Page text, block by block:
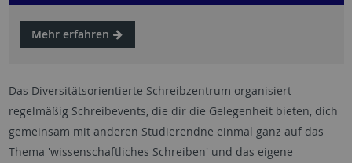
Mehr erfahren
Das Diversitätsorientierte Schreibzentrum organisiert
regelmäßig Schreibevents, die dir die Gelegenheit bieten, dich
gemeinsam mit anderen Studierendne einmal ganz auf das
Thema 'wissenschaftliches Schreiben' und das eigene